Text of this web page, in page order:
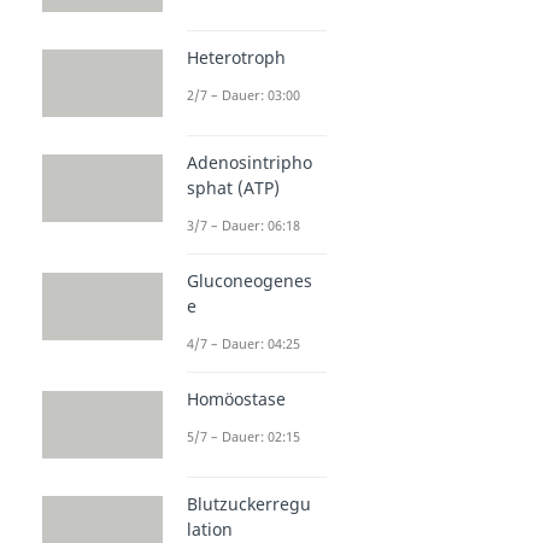
Heterotroph
2/7 – Dauer: 03:00
Adenosintripho
sphat (ATP)
3/7 – Dauer: 06:18
Gluconeogenes
e
4/7 – Dauer: 04:25
Homöostase
5/7 – Dauer: 02:15
Blutzuckerregu
lation